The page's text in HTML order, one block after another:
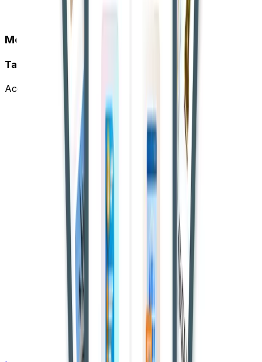
Mobile App
Take CourtBook Everywhere
Access your account on the go with our mobile app.